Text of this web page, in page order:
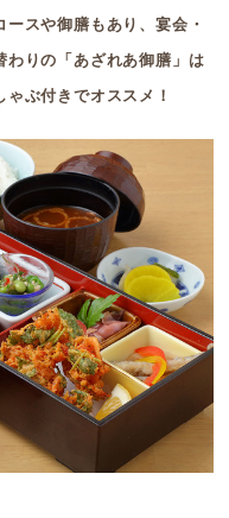
スや御膳もあり、宴会・
わりの「あざれあ御膳」は
ぶ付きでオススメ！